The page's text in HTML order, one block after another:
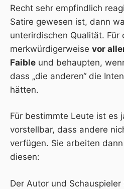
Recht sehr empfindlich
Satire gewesen ist, dann
unterirdischen Qualität. Für
merkwürdigerweise vor
Faible und behaupten,
dass „die anderen“ die
hätten.
Für bestimmte Leute ist es
vorstellbar, dass andere
verfügen. Sie arbeiten
diesen:
Der Autor und